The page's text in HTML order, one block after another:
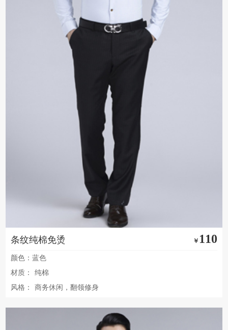
条纹纯棉免烫 ￥ 110
颜色：蓝色
材质：
纯棉
风格：
商务休闲，翻领修身